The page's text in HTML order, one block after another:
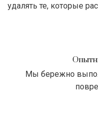
удалять те, которые
Мы бережно